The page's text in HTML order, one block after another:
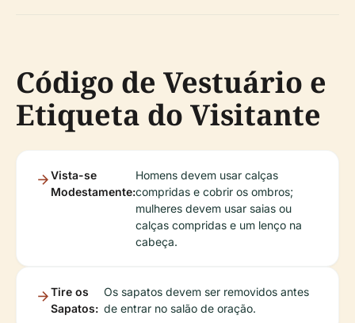
Código de Vestuário e
Etiqueta do Visitante
Vista-se
Modestamente:
Homens devem usar calças
compridas e cobrir os ombros;
mulheres devem usar saias ou
calças compridas e um lenço na
cabeça.
Tire os
Sapatos:
Os sapatos devem ser removidos antes
de entrar no salão de oração.